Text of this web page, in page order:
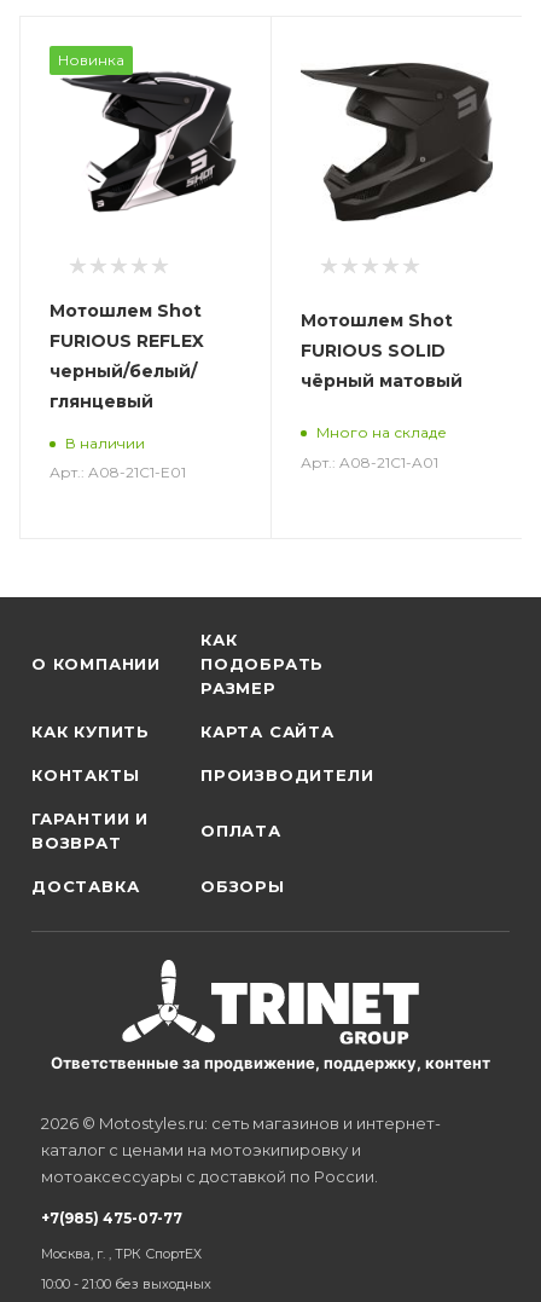
Новинка
Мотошлем Shot
FURIOUS REFLEX
черный/белый/
глянцевый
В наличии
Арт.: A08-21C1-E01
Мотошлем Shot
FURIOUS SOLID
чёрный матовый
Много на складе
Арт.: A08-21C1-A01
О КОМПАНИИ
КАК
ПОДОБРАТЬ
РАЗМЕР
КАК КУПИТЬ КАРТА САЙТА
КОНТАКТЫ ПРОИЗВОДИТЕЛИ
ГАРАНТИИ И
ВОЗВРАТ
ОПЛАТА
ДОСТАВКА ОБЗОРЫ
Ответственные за продвижение, поддержку, контент
2026 © Motostyles.ru: сеть магазинов и интернет-
каталог с ценами на мотоэкипировку и
мотоаксессуары с доставкой по России.
+7(985) 475-07-77
Москва, г. , ТРК СпортЕХ
10:00 - 21:00 без выходных